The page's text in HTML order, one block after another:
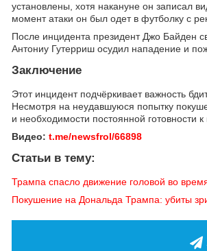
установлены, хотя накануне он записал
момент атаки он был одет в футболку с
После инцидента президент Джо Байден
Антониу Гутерриш осудил нападение и
Заключение
Этот инцидент подчёркивает важность
Несмотря на неудавшуюся попытку
и необходимости постоянной готовности
Видео: t.me/newsfrol/66898
Статьи в тему:
Трампа спасло движение головой во
Покушение на Дональда Трампа: убиты